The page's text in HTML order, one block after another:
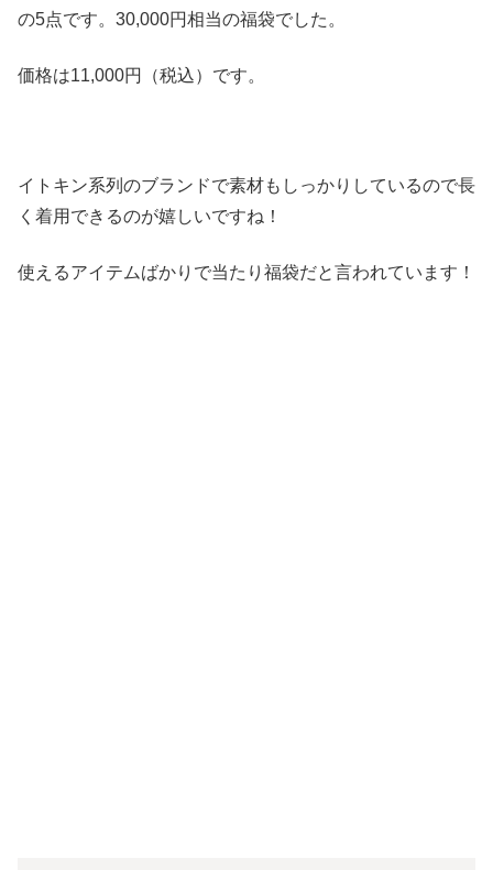
の5点です。30,000円相当の福袋でした。
価格は11,000円（税込）です。
イトキン系列のブランドで素材もしっかりしているので長
く着用できるのが嬉しいですね！
使えるアイテムばかりで当たり福袋だと言われています！